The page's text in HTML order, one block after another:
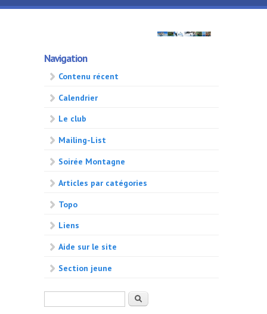
Aller au contenu principal
GMA
500
Navigation
Contenu récent
Calendrier
Le club
Mailing-List
Soirée Montagne
Articles par catégories
Topo
Liens
Aide sur le site
Section jeune
Formulaire de rechercheRechercher